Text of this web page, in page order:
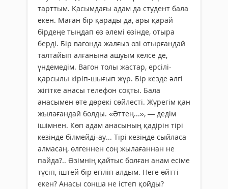
тарттым. Қасымдағы адам да студент бала
екен. Маған бір қарады да, ары қарай
бірдеңе тыңдап өз әлемі өзінде, отыра
берді. Бір вагонда жалғыз өзі отырғандай
талтайып алғанына ашуым келсе де,
үндемедім. Вагон толы жастар, ерсілі-
қарсылы кіріп-шығып жүр. Бір кезде әлгі
жігітке анасы телефон соқты. Бала
анасымен өте дөрекі сөйлесті. Жүрегім қан
жылағандай болды. «Әттең...», — дедім
ішімнен. Көп адам анасының қадірін тірі
кезінде білмейді-ау... Тірі кезіңде сыйласа
алмасаң, өлгеннен соң жылағаннан не
пайда?.. Өзімнің қайтыс болған анам есіме
түсіп, іштей бір егіліп алдым. Неге өйтті
екен? Анасы сонша не істеп қойды?